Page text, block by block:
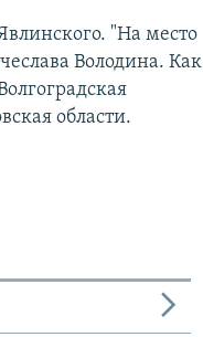
"На место
Володина. Как
области.